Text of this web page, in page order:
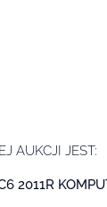
AUKCJI JEST:
2011R